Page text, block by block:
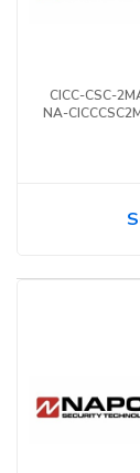
CICC-CSC-
NA-